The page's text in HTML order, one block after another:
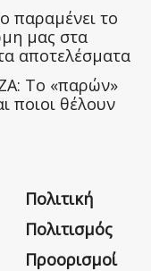
παραμένει το
μας στα
αποτελέσματα
Το «παρών»
ποιοι θέλουν
Πολιτική
Πολιτισμός
Προορισμοί